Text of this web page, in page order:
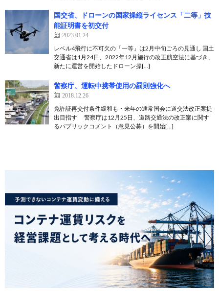
国交省、ドローンの国家操縦ライセンス「二等」技
能証明書を初交付
2023.01.24
レベル4飛行に不可欠の「一等」は2月中旬ごろの見通し 国土
交通省は1月24日、2022年12月施行の改正航空法に基づき、
新たに運営を開始したドローン操[…]
警察庁、運転中携帯使用の罰則強化へ
2018.12.26
免許証再交付条件緩和も・来年の通常国会に道交法改正案提
出目指す 警察庁は12月25日、道路交通法の改正案に関す
るパブリックコメント（意見公募）を開始[…]